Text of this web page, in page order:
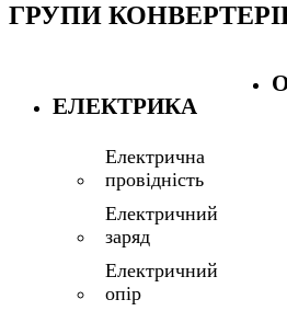
ГРУПИ
ЕЛЕКТРИКА
Електрична
провідність
Електричний
заряд
Електричний
опір